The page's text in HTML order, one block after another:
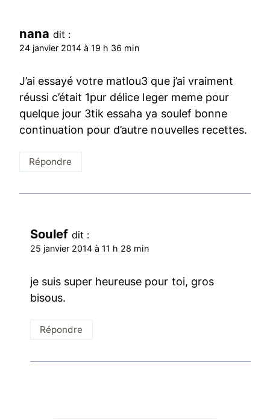
nana dit :
24 janvier 2014 à 19 h 36 min
J’ai essayé votre matlou3 que j’ai vraiment
réussi c’était 1pur délice leger meme pour
quelque jour 3tik essaha ya soulef bonne
continuation pour d’autre nouvelles recettes.
Répondre
Soulef dit :
25 janvier 2014 à 11 h 28 min
je suis super heureuse pour toi, gros
bisous.
Répondre